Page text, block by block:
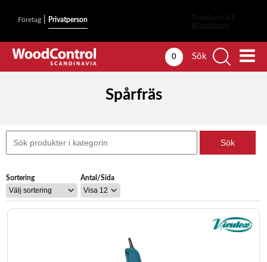
Företag Privatperson
0 Sök
Spårfräs
Sortering Antal/Sida